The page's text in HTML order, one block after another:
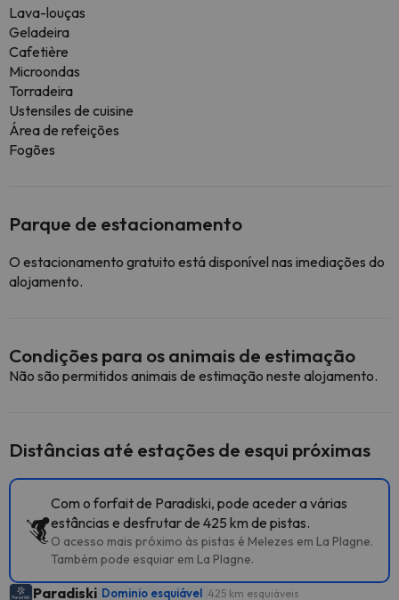
Lava-louças
Geladeira
Cafetière
Microondas
Torradeira
Ustensiles de cuisine
Área de refeições
Fogões
Parque de estacionamento
O estacionamento gratuito está disponível nas imediações do
alojamento.
Condições para os animais de estimação
Não são permitidos animais de estimação neste alojamento.
Distâncias até estações de esqui próximas
Com o forfait de Paradiski, pode aceder a várias
estâncias e desfrutar de 425 km de pistas.
O acesso mais próximo às pistas é Melezes em La Plagne.
Também pode esquiar em La Plagne.
Paradiski Dominio esquiável 425 km esquiáveis